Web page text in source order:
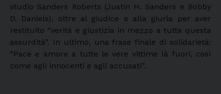
studio Sanders Roberts (Justin H. Sanders e Bobby
D. Daniels), oltre al giudice e alla giuria per aver
restituito “verità e giustizia in mezzo a tutta questa
assurdità”. In ultimo, una frase finale di solidarietà:
“Pace e amore a tutte le vere vittime là fuori, così
come agli innocenti e agli accusati”.